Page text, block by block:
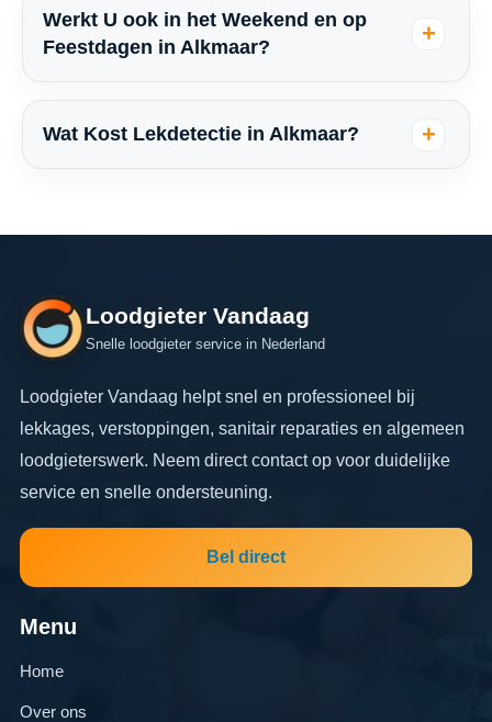
Werkt U ook in het Weekend en op
Feestdagen in Alkmaar?
Wat Kost Lekdetectie in Alkmaar?
Loodgieter Vandaag
Snelle loodgieter service in Nederland
Loodgieter Vandaag helpt snel en professioneel bij
lekkages, verstoppingen, sanitair reparaties en algemeen
loodgieterswerk. Neem direct contact op voor duidelijke
service en snelle ondersteuning.
Bel direct
Menu
Home
Over ons